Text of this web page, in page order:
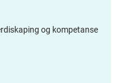
og kompetanse